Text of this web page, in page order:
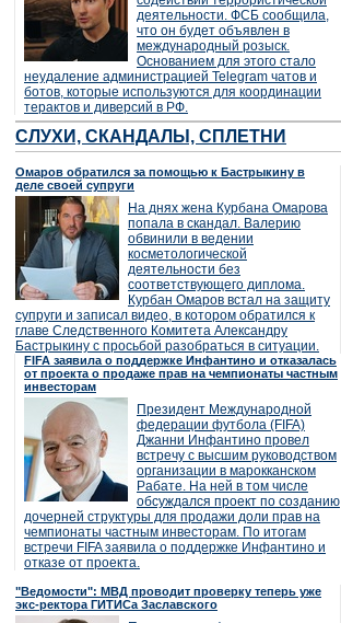
деятельности. ФСБ сообщила,
что он будет объявлен в
международный розыск.
Основанием для этого стало
неудаление администрацией Telegram чатов и
ботов, которые используются для координации
терактов и диверсий в РФ.
СЛУХИ, СКАНДАЛЫ, СПЛЕТНИ
Омаров обратился за помощью к Бастрыкину в
деле своей супруги
На днях жена Курбана Омарова
попала в скандал. Валерию
обвинили в ведении
косметологической
деятельности без
соответствующего диплома.
Курбан Омаров встал на защиту
супруги и записал видео, в котором обратился к
главе Следственного Комитета Александру
Бастрыкину с просьбой разобраться в ситуации.
FIFA заявила о поддержке Инфантино и отказалась
от проекта о продаже прав на чемпионаты частным
инвесторам
Президент Международной
федерации футбола (FIFA)
Джанни Инфантино провел
встречу с высшим руководством
организации в марокканском
Рабате. На ней в том числе
обсуждался проект по созданию
дочерней структуры для продажи доли прав на
чемпионаты частным инвесторам. По итогам
встречи FIFA заявила о поддержке Инфантино и
отказе от проекта.
"Ведомости": МВД проводит проверку теперь уже
экс-ректора ГИТИСа Заславского